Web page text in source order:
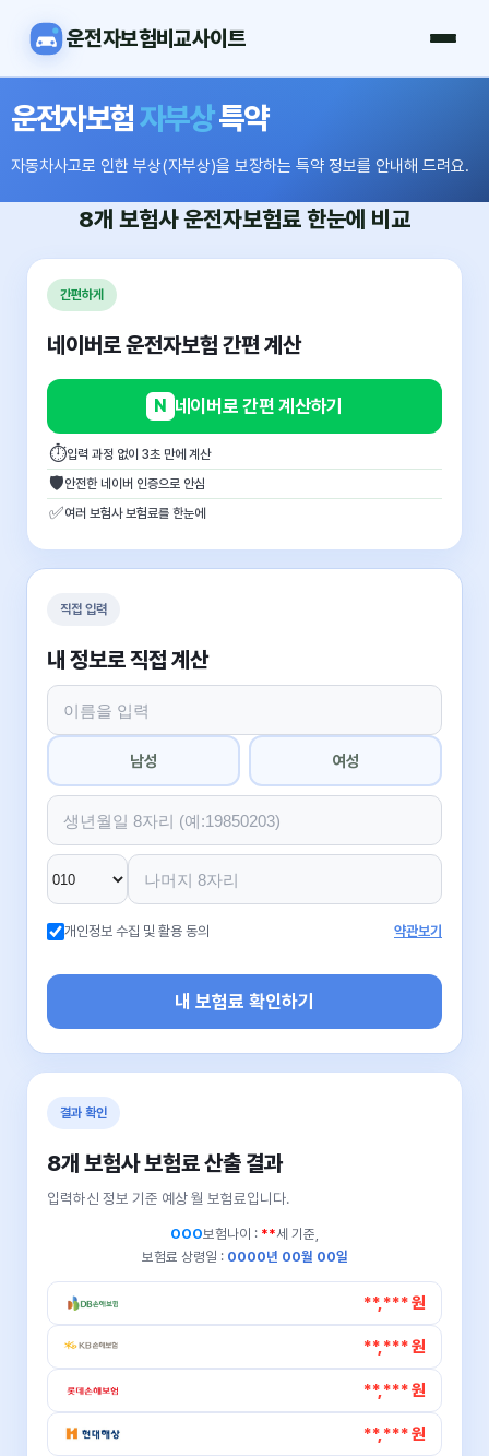
운전자보험비교사이트
운전자보험자부상특약
자동차사고로 인한 부상(자부상)을 보장하는 특약 정보를 안내해 드려요.
8개 보험사운전자보험료 한눈에 비교
간편하게
네이버로 운전자보험 간편 계산
N 네이버로 간편 계산하기
⏱입력 과정 없이 3초 만에 계산
🛡안전한 네이버 인증으로 안심
✅여러 보험사 보험료를 한눈에
직접 입력
내 정보로 직접 계산
남성 여성
개인정보 수집 및 활용 동의 약관보기
내 보험료 확인하기
결과 확인
8개 보험사 보험료 산출 결과
입력하신 정보 기준 예상 월 보험료입니다.
OOO보험나이 : **세 기준,
보험료 상령일 : 0000년 00월 00일
**,*** 원
**,*** 원
**,*** 원
**,*** 원